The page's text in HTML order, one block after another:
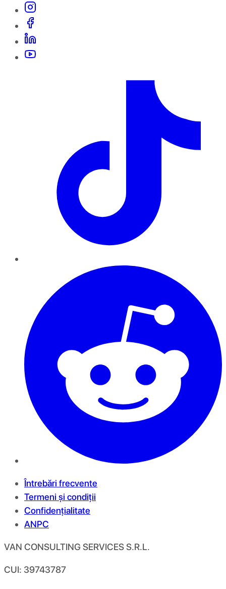
Întrebări frecvente
Termeni și condiții
Confidențialitate
ANPC
VAN CONSULTING SERVICES S.R.L.
CUI: 39743787